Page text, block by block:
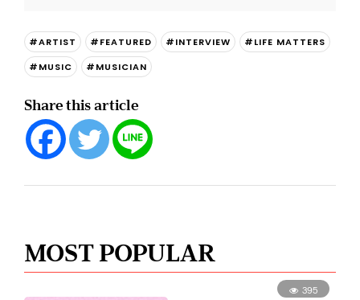
#ARTIST #FEATURED #INTERVIEW
#LIFE MATTERS
#MUSIC
#MUSICIAN
Share this article
MOST POPULAR
395